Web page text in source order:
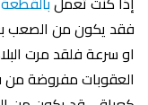
فقد يكون من الصعب
او سرعة فلقد مرت
العقوبات مفروضة من